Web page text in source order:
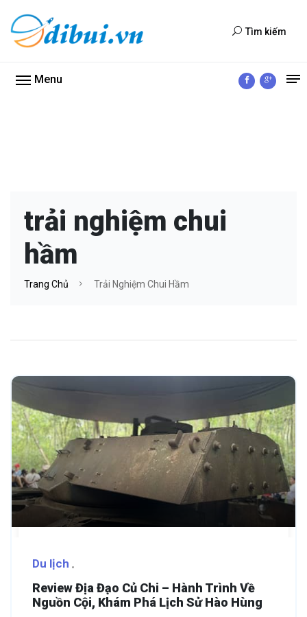
Tìm kiếm
Menu
trải nghiệm chui
hầm
Trang Chủ Trải Nghiệm Chui Hầm
Du lịch
Review Địa Đạo Củ Chi – Hành Trình Về
Nguồn Cội, Khám Phá Lịch Sử Hào Hùng